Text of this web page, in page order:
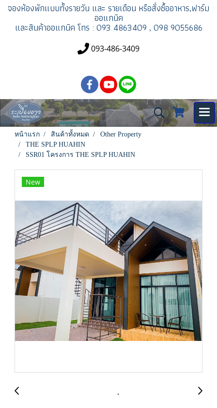
จองห้องพักแบบทั้งรายวัน และ รายเดือน หรือสั่งซื้ออาหาร,ฟาร์ม
ออแกนิค
และสินค้าออแกนิค โทร : 093 4863409 , 098 9055686
093-486-3409
หน้าแรก สินค้าทั้งหมด
Other Property
THE SPLP HUAHIN
SSR01 โครงการ THE SPLP HUAHIN
New